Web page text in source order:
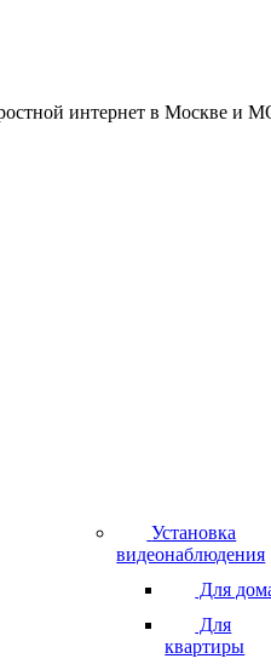
интернет в Москве и
Установка
видеонаблюдения
Для
Для
квартиры